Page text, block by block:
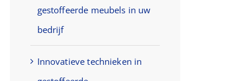
gestoffeerde meubels in uw
bedrijf
Innovatieve technieken in